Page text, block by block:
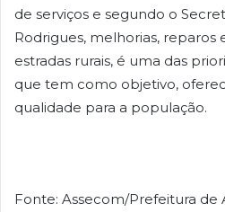
de serviços e segundo o
Rodrigues, melhorias,
estradas rurais, é uma das
que tem como objetivo,
qualidade para a população.
Fonte: Assecom/Prefeitura de